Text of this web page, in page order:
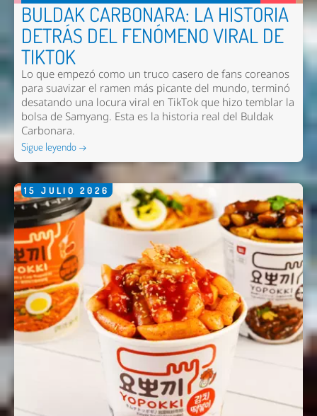
BULDAK CARBONARA: LA HISTORIA
DETRÁS DEL FENÓMENO VIRAL DE
TIKTOK
Lo que empezó como un truco casero de fans coreanos
para suavizar el ramen más picante del mundo, terminó
desatando una locura viral en TikTok que hizo temblar la
bolsa de Samyang. Esta es la historia real del Buldak
Carbonara.
Sigue leyendo →
15 JULIO 2026